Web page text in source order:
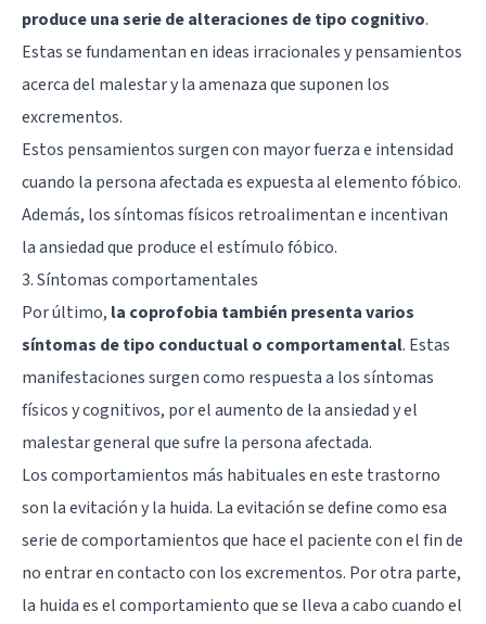
produce una serie de alteraciones de tipo cognitivo.
Estas se fundamentan en ideas irracionales y pensamientos
acerca del malestar y la amenaza que suponen los
excrementos.
Estos pensamientos surgen con mayor fuerza e intensidad
cuando la persona afectada es expuesta al elemento fóbico.
Además, los síntomas físicos retroalimentan e incentivan
la ansiedad que produce el estímulo fóbico.
3. Síntomas comportamentales
Por último, la coprofobia también presenta varios
síntomas de tipo conductual o comportamental. Estas
manifestaciones surgen como respuesta a los síntomas
físicos y cognitivos, por el aumento de la ansiedad y el
malestar general que sufre la persona afectada.
Los comportamientos más habituales en este trastorno
son la evitación y la huida. La evitación se define como esa
serie de comportamientos que hace el paciente con el fin de
no entrar en contacto con los excrementos. Por otra parte,
la huida es el comportamiento que se lleva a cabo cuando el